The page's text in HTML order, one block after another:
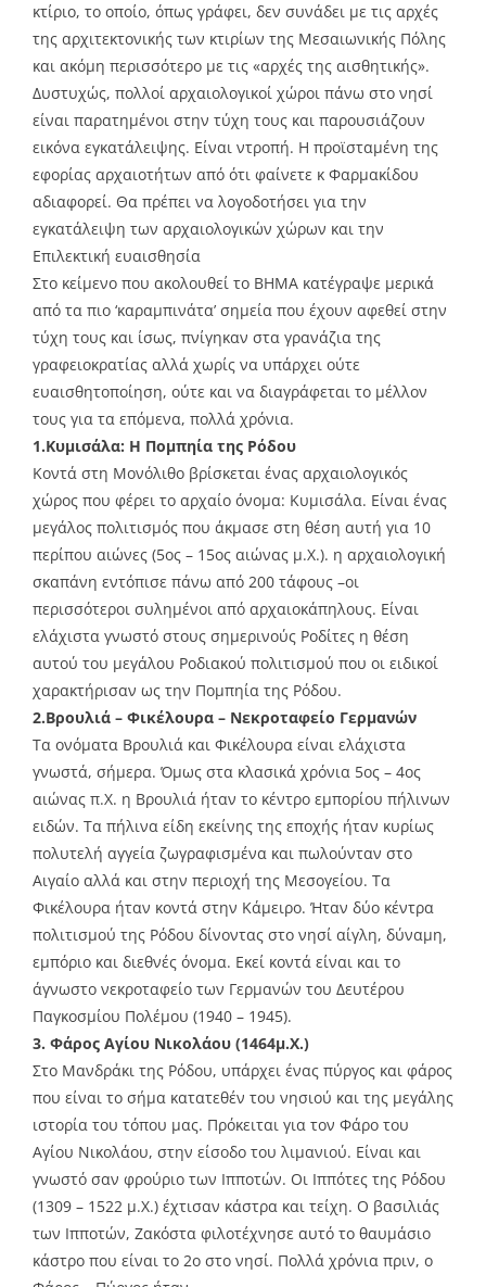
κτίριο, το οποίο, όπως γράφει, δεν συνάδει με τις αρχές
της αρχιτεκτονικής των κτιρίων της Μεσαιωνικής Πόλης
και ακόμη περισσότερο με τις «αρχές της αισθητικής».
Δυστυχώς, πολλοί αρχαιολογικοί χώροι πάνω στο νησί
είναι παρατημένοι στην τύχη τους και παρουσιάζουν
εικόνα εγκατάλειψης. Είναι ντροπή. Η προϊσταμένη της
εφορίας αρχαιοτήτων από ότι φαίνετε κ Φαρμακίδου
αδιαφορεί. Θα πρέπει να λογοδοτήσει για την
εγκατάλειψη των αρχαιολογικών χώρων και την
Επιλεκτική ευαισθησία
Στο κείμενο που ακολουθεί το ΒΗΜΑ κατέγραψε μερικά
από τα πιο ‘καραμπινάτα’ σημεία που έχουν αφεθεί στην
τύχη τους και ίσως, πνίγηκαν στα γρανάζια της
γραφειοκρατίας αλλά χωρίς να υπάρχει ούτε
ευαισθητοποίηση, ούτε και να διαγράφεται το μέλλον
τους για τα επόμενα, πολλά χρόνια.
1.Κυμισάλα: Η Πομπηία της Ρόδου
Κοντά στη Μονόλιθο βρίσκεται ένας αρχαιολογικός
χώρος που φέρει το αρχαίο όνομα: Κυμισάλα. Είναι ένας
μεγάλος πολιτισμός που άκμασε στη θέση αυτή για 10
περίπου αιώνες (5ος – 15ος αιώνας μ.Χ.). η αρχαιολογική
σκαπάνη εντόπισε πάνω από 200 τάφους –οι
περισσότεροι συλημένοι από αρχαιοκάπηλους. Είναι
ελάχιστα γνωστό στους σημερινούς Ροδίτες η θέση
αυτού του μεγάλου Ροδιακού πολιτισμού που οι ειδικοί
χαρακτήρισαν ως την Πομπηία της Ρόδου.
2.Βρουλιά – Φικέλουρα – Νεκροταφείο Γερμανών
Τα ονόματα Βρουλιά και Φικέλουρα είναι ελάχιστα
γνωστά, σήμερα. Όμως στα κλασικά χρόνια 5ος – 4ος
αιώνας π.Χ. η Βρουλιά ήταν το κέντρο εμπορίου πήλινων
ειδών. Τα πήλινα είδη εκείνης της εποχής ήταν κυρίως
πολυτελή αγγεία ζωγραφισμένα και πωλούνταν στο
Αιγαίο αλλά και στην περιοχή της Μεσογείου. Τα
Φικέλουρα ήταν κοντά στην Κάμειρο. Ήταν δύο κέντρα
πολιτισμού της Ρόδου δίνοντας στο νησί αίγλη, δύναμη,
εμπόριο και διεθνές όνομα. Εκεί κοντά είναι και το
άγνωστο νεκροταφείο των Γερμανών του Δευτέρου
Παγκοσμίου Πολέμου (1940 – 1945).
3. Φάρος Αγίου Νικολάου (1464μ.Χ.)
Στο Μανδράκι της Ρόδου, υπάρχει ένας πύργος και φάρος
που είναι το σήμα κατατεθέν του νησιού και της μεγάλης
ιστορία του τόπου μας. Πρόκειται για τον Φάρο του
Αγίου Νικολάου, στην είσοδο του λιμανιού. Είναι και
γνωστό σαν φρούριο των Ιπποτών. Οι Ιππότες της Ρόδου
(1309 – 1522 μ.Χ.) έχτισαν κάστρα και τείχη. Ο βασιλιάς
των Ιπποτών, Ζακόστα φιλοτέχνησε αυτό το θαυμάσιο
κάστρο που είναι το 2ο στο νησί. Πολλά χρόνια πριν, ο